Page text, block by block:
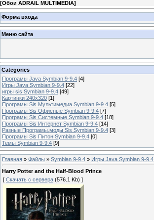
[Обои ADRAIL MULTIMEDIA]
Форма входа
Меню сайта
Categories
Програмы Java Symbian 9-9.4 [4]
Игры Java Symbian 9-9.4 [22]
игры sis Symbian 9-9.4 [49]
Картинки 240x320 [1]
Програмы Sis Мультимедиа Symbian 9-9.4 [5]
Програмы Sis Офисные Symbian 9-9.4 [7]
Програмы Sis Системные Symbian 9-9.4 [18]
Програмы Sis Интернет Symbian 9-9.4 [14]
Разные Програмы,моды Sis Symbian 9-9.4 [3]
Програмы Sis Питон Symbian 9-9.4 [0]
Темы Symbian 9-9.4 [9]
Главная » Файлы » Symbian 9-9.4 » Игры Java Symbian 9-9.4
Harry Potter and the Half-Blood Prince
[ Скачать с сервера (576.1 Kb) ]